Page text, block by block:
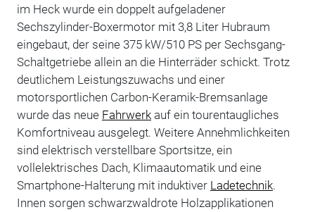
im Heck wurde ein doppelt aufgeladener
Sechszylinder-Boxermotor mit 3,8 Liter Hubraum
eingebaut, der seine 375 kW/510 PS per Sechsgang-
Schaltgetriebe allein an die Hinterräder schickt. Trotz
deutlichem Leistungszuwachs und einer
motorsportlichen Carbon-Keramik-Bremsanlage
wurde das neue Fahrwerkauf ein tourentaugliches
Komfortniveau ausgelegt. Weitere Annehmlichkeiten
sind elektrisch verstellbare Sportsitze, ein
vollelektrisches Dach, Klimaautomatik und eine
Smartphone-Halterung mit induktiver Ladetechnik.
Innen sorgen schwarzwaldrote Holzapplikationen